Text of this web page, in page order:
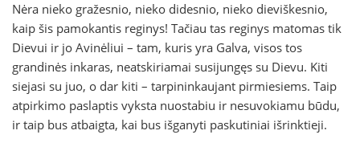
Nėra nieko gražesnio, nieko didesnio, nieko dieviškesnio,
kaip šis pamokantis reginys! Tačiau tas reginys matomas tik
Dievui ir jo Avinėliui – tam, kuris yra Galva, visos tos
grandinės inkaras, neatskiriamai susijungęs su Dievu. Kiti
siejasi su juo, o dar kiti – tarpininkaujant pirmiesiems. Taip
atpirkimo paslaptis vyksta nuostabiu ir nesuvokiamu būdu,
ir taip bus atbaigta, kai bus išganyti paskutiniai išrinktieji.